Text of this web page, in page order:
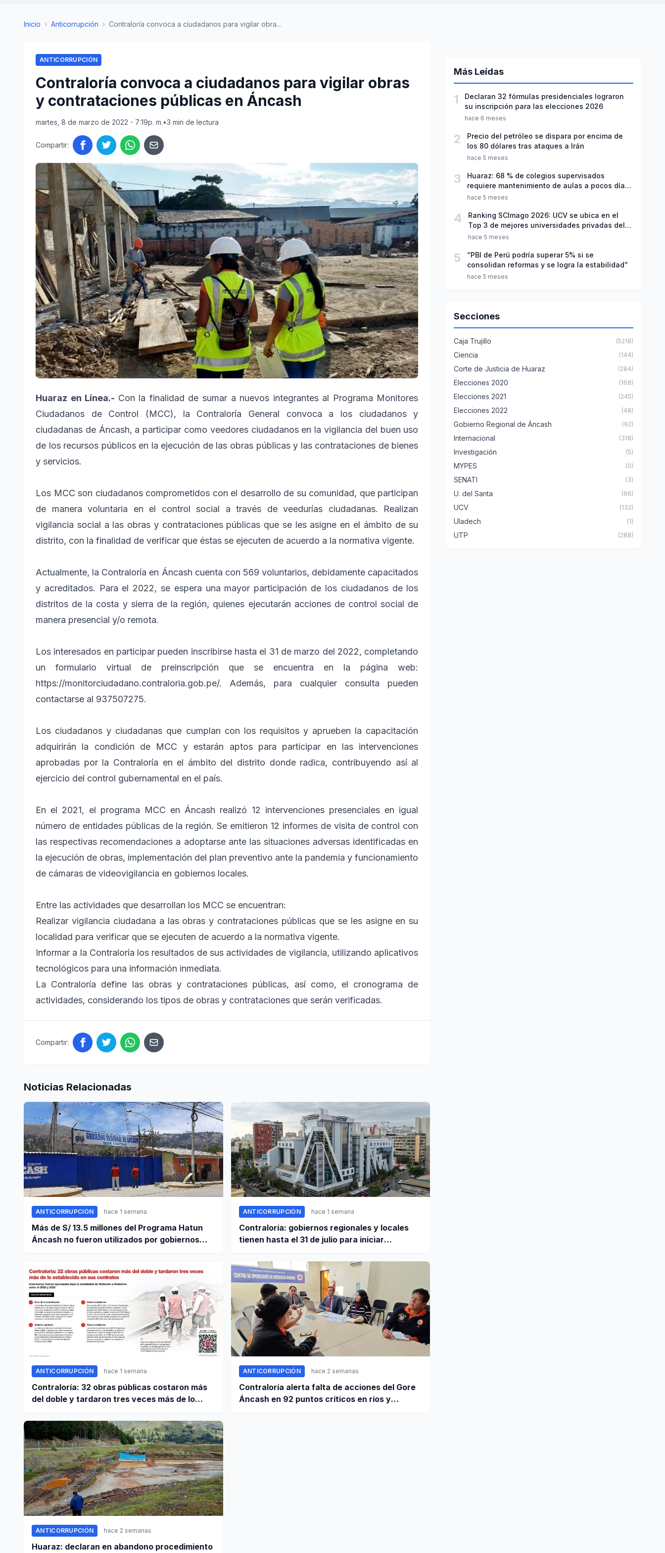
Inicio › Anticorrupción › Contraloría convoca a ciudadanos para vigilar obra...
ANTICORRUPCIÓN
Contraloría convoca a ciudadanos para vigilar obras
y contrataciones públicas en Áncash
martes, 8 de marzo de 2022 - 7:19p. m.•3 min de lectura
Compartir:
Huaraz en Línea.- Con la finalidad de sumar a nuevos integrantes al Programa Monitores
Ciudadanos de Control (MCC), la Contraloría General convoca a los ciudadanos y
ciudadanas de Áncash, a participar como veedores ciudadanos en la vigilancia del buen uso
de los recursos públicos en la ejecución de las obras públicas y las contrataciones de bienes
y servicios.
Los MCC son ciudadanos comprometidos con el desarrollo de su comunidad, que participan
de manera voluntaria en el control social a través de veedurías ciudadanas. Realizan
vigilancia social a las obras y contrataciones públicas que se les asigne en el ámbito de su
distrito, con la finalidad de verificar que éstas se ejecuten de acuerdo a la normativa vigente.
Actualmente, la Contraloría en Áncash cuenta con 569 voluntarios, debidamente capacitados
y acreditados. Para el 2022, se espera una mayor participación de los ciudadanos de los
distritos de la costa y sierra de la región, quienes ejecutarán acciones de control social de
manera presencial y/o remota.
Los interesados en participar pueden inscribirse hasta el 31 de marzo del 2022, completando
un formulario virtual de preinscripción que se encuentra en la página web:
https://monitorciudadano.contraloria.gob.pe/. Además, para cualquier consulta pueden
contactarse al 937507275.
Los ciudadanos y ciudadanas que cumplan con los requisitos y aprueben la capacitación
adquirirán la condición de MCC y estarán aptos para participar en las intervenciones
aprobadas por la Contraloría en el ámbito del distrito donde radica, contribuyendo así al
ejercicio del control gubernamental en el país.
En el 2021, el programa MCC en Áncash realizó 12 intervenciones presenciales en igual
número de entidades públicas de la región. Se emitieron 12 informes de visita de control con
las respectivas recomendaciones a adoptarse ante las situaciones adversas identificadas en
la ejecución de obras, implementación del plan preventivo ante la pandemia y funcionamiento
de cámaras de videovigilancia en gobiernos locales.
Entre las actividades que desarrollan los MCC se encuentran:
Realizar vigilancia ciudadana a las obras y contrataciones públicas que se les asigne en su
localidad para verificar que se ejecuten de acuerdo a la normativa vigente.
Informar a la Contraloría los resultados de sus actividades de vigilancia, utilizando aplicativos
tecnológicos para una información inmediata.
La Contraloría define las obras y contrataciones públicas, así como, el cronograma de
actividades, considerando los tipos de obras y contrataciones que serán verificadas.
Compartir:
Noticias Relacionadas
ANTICORRUPCIÓN hace 1 semana
Más de S/ 13.5 millones del Programa Hatun
Áncash no fueron utilizados por gobiernos
ANTICORRUPCIÓN hace 1 semana
Contraloría: gobiernos regionales y locales
tienen hasta el 31 de julio para iniciar
ANTICORRUPCIÓN hace 1 semana
Contraloría: 32 obras públicas costaron más
del doble y tardaron tres veces más de lo
ANTICORRUPCIÓN hace 2 semanas
Contraloría alerta falta de acciones del Gore
Áncash en 92 puntos críticos en ríos y
ANTICORRUPCIÓN hace 2 semanas
Huaraz: declaran en abandono procedimiento
Más Leídas
1
Declaran 32 fórmulas presidenciales lograron
su inscripción para las elecciones 2026
hace 6 meses
2
Precio del petróleo se dispara por encima de
los 80 dólares tras ataques a Irán
hace 5 meses
3
Huaraz: 68 % de colegios supervisados
requiere mantenimiento de aulas a pocos días
de inicio del año escolar 2026
hace 5 meses
4
Ranking SCImago 2026: UCV se ubica en el
Top 3 de mejores universidades privadas del
Perú
hace 5 meses
5
“PBI de Perú podría superar 5% si se
consolidan reformas y se logra la estabilidad”
hace 5 meses
Secciones
Caja Trujillo (5218)
Ciencia (144)
Corte de Justicia de Huaraz (284)
Elecciones 2020 (168)
Elecciones 2021 (245)
Elecciones 2022 (48)
Gobierno Regional de Áncash (92)
Internacional (318)
Investigación (5)
MYPES (0)
SENATI (3)
U. del Santa (66)
UCV (132)
Uladech (1)
UTP (288)